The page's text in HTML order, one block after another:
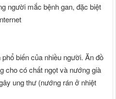
người mắc bệnh gan, đặc biệt
biến của nhiều người. Ăn đồ
cho có chất ngọt và nướng già
ung thư (nướng rán ở nhiệt